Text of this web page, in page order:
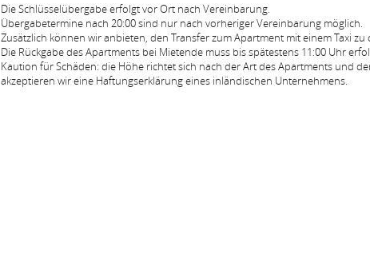
Die Schlüsselübergabe erfolgt vor Ort nach Vereinbarung.
Übergabetermine nach 20:00 sind nur nach vorheriger Vereinbarung möglich.
Zusätzlich können wir anbieten, den Transfer zum Apartment mit einem Taxi zu
Die Rückgabe des Apartments bei Mietende muss bis spätestens 11:00 Uhr
Kaution für Schäden: die Höhe richtet sich nach der Art des Apartments und
akzeptieren wir eine Haftungserklärung eines inländischen Unternehmens.